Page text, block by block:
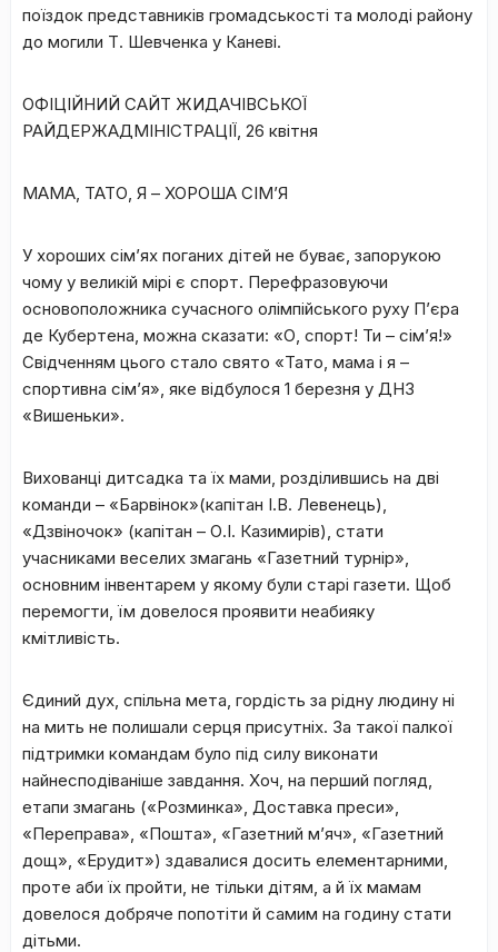
поїздок представників громадськості та молоді району
до могили Т. Шевченка у Каневі.
ОФІЦІЙНИЙ САЙТ ЖИДАЧІВСЬКОЇ
РАЙДЕРЖАДМІНІСТРАЦІЇ, 26 квітня
МАМА, ТАТО, Я – ХОРОША СІМ’Я
У хороших сім’ях поганих дітей не буває, запорукою
чому у великій мірі є спорт. Перефразовуючи
основоположника сучасного олімпійського руху П’єра
де Кубертена, можна сказати: «О, спорт! Ти – сім’я!»
Свідченням цього стало свято «Тато, мама і я –
спортивна сім’я», яке відбулося 1 березня у ДНЗ
«Вишеньки».
Вихованці дитсадка та їх мами, розділившись на дві
команди – «Барвінок»(капітан І.В. Левенець),
«Дзвіночок» (капітан – О.І. Казимирів), стати
учасниками веселих змагань «Газетний турнір»,
основним інвентарем у якому були старі газети. Щоб
перемогти, їм довелося проявити неабияку
кмітливість.
Єдиний дух, спільна мета, гордість за рідну людину ні
на мить не полишали серця присутніх. За такої палкої
підтримки командам було під силу виконати
найнесподіваніше завдання. Хоч, на перший погляд,
етапи змагань («Розминка», Доставка преси»,
«Переправа», «Пошта», «Газетний м’яч», «Газетний
дощ», «Ерудит») здавалися досить елементарними,
проте аби їх пройти, не тільки дітям, а й їх мамам
довелося добряче попотіти й самим на годину стати
дітьми.